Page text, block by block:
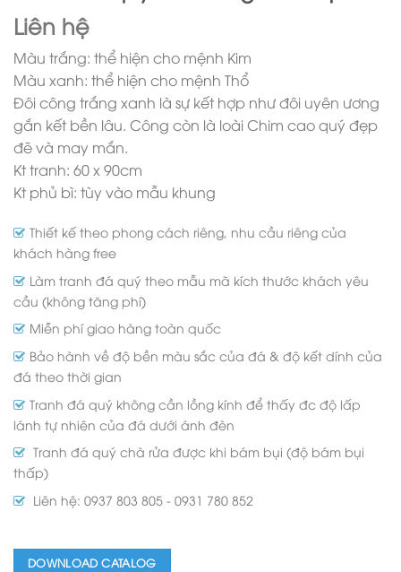
Liên hệ
Màu trắng: thể hiện cho mệnh Kim
Màu xanh: thể hiện cho mệnh Thổ
Đôi công trắng xanh là sự kết hợp như đôi uyên ương
gắn kết bền lâu. Công còn là loài Chim cao quý đẹp
đẽ và may mắn.
Kt tranh: 60 x 90cm
Kt phủ bì: tùy vào mẫu khung
Thiết kế theo phong cách riêng, nhu cầu riêng của
khách hàng free
Làm tranh đá quý theo mẫu mã kích thước khách yêu
cầu (không tăng phí)
Miễn phí giao hàng toàn quốc
Bảo hành về độ bền màu sắc của đá & độ kết dính của
đá theo thời gian
Tranh đá quý không cần lồng kính để thấy đc độ lấp
lánh tự nhiên của đá dưới ánh đèn
Tranh đá quý chà rửa được khi bám bụi (độ bám bụi
thấp)
Liên hệ: 0937 803 805 - 0931 780 852
DOWNLOAD CATALOG